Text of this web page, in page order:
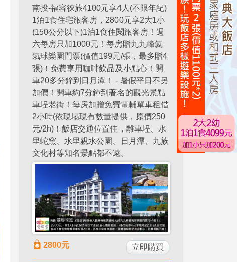
南投-福容徠旅4100元享4人(不限年紀)
1泊1食住宅旅客房，2800元享2大1小
(150公分以下)1泊1食住閱旅客房！週
六每房只加1000元！每房贈九九峰氦
氣球樂園門票(價值199元/張，最多贈4
張)！免費享用咖啡飲品及小點心！開
車20多分鐘到日月潭！ - 暑假平日不另
加價！開車約7分鐘到著名的觀光景點
車埕老街！每房加贈免費電輔單車租借
2小時(依現場現有數量提供，原價250
元/2h)！飯店交通位置佳，離車埕、水
里蛇窯、水里親水公園、日月潭、九族
文化村等知名景點都不遠。
2800元 立即購買